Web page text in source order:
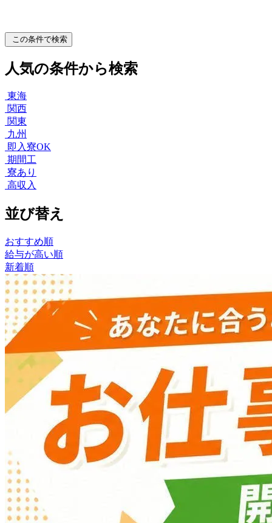
この条件で検索
人気の条件から検索
東海
関西
関東
九州
即入寮OK
期間工
寮あり
高収入
並び替え
おすすめ順
給与が高い順
新着順